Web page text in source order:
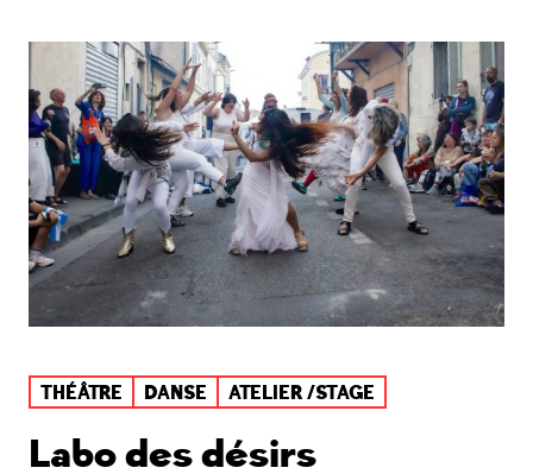
THÉÂTRE DANSE ATELIER /STAGE
Labo des désirs